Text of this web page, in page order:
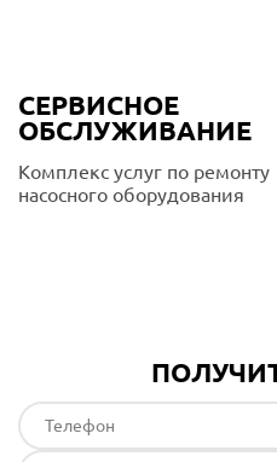
СЕРВИСНОЕ
ОБСЛУЖИВАНИЕ
Комплекс услуг по ремонту
насосного оборудования